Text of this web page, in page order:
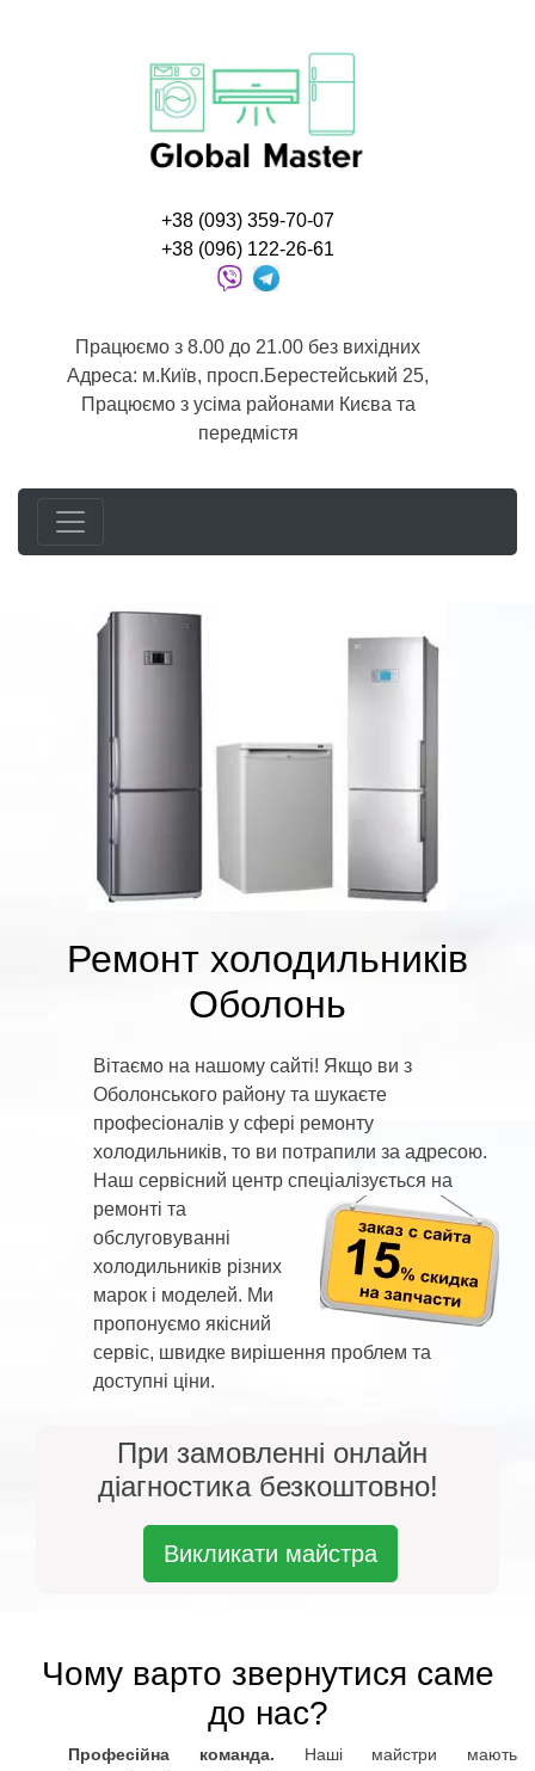
+38 (093) 359-70-07
+38 (096) 122-26-61
Працюємо з 8.00 до 21.00 без вихідних
Адреса: м.Київ, просп.Берестейський 25,
Працюємо з усіма районами Києва та
передмістя
Ремонт холодильників
Оболонь
Вітаємо на нашому сайті! Якщо ви з
Оболонського району та шукаєте
професіоналів у сфері ремонту
холодильників, то ви потрапили за адресою.
Наш сервісний центр спеціалізується на
ремонті та
обслуговуванні
холодильників різних
марок і моделей. Ми
пропонуємо якісний
сервіс, швидке вирішення проблем та
доступні ціни.
При замовленні онлайн
діагностика безкоштовно!
Викликати майстра
Чому варто звернутися саме
до нас?
Професійна команда. Наші майстри мають